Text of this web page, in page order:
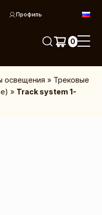
Профиль
0
освещения » Трековые
» Track system 1-